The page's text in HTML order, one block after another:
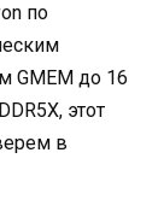
по
GMEM до 16
этот
в